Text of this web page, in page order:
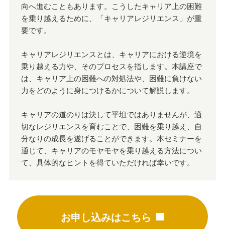
向へ進むこともあります。こうしたキャリア上の困難
を乗り越えるために、「キャリアレジリエンス」が重
要です。
キャリアレジリエンスとは、キャリアにおける逆境を
乗り越える力や、そのプロセスを指します。本講座で
は、キャリア上の困難への対処法や、困難に負けない
力をどのように身につけるかについて解説します。
キャリアの道のりは決して平坦ではありませんが、適
切なレジリエンスを育むことで、困難を乗り越え、自
分なりの成長を遂げることができます。本セミナーを
通じて、キャリアのモヤモヤを乗り越える方法につい
て、具体的なヒントを得ていただければ幸いです。
お申し込みはこちら